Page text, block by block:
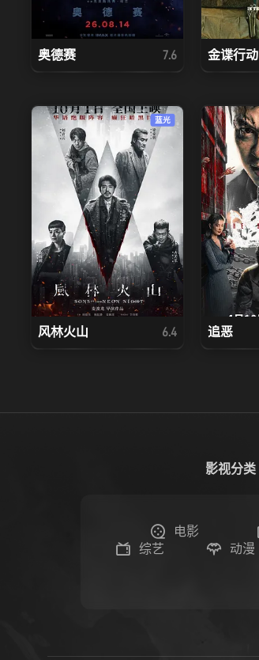
奥德赛 7.6 金谍行动
蓝光
风林火山 6.4 追恶
影视分类
电影
综艺
动漫